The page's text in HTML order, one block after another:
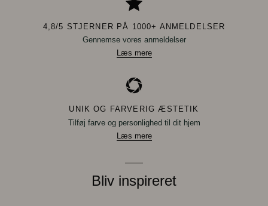
4,8/5 STJERNER PÅ 1000+ ANMELDELSER
Gennemse vores anmeldelser
Læs mere
UNIK OG FARVERIG ÆSTETIK
Tilføj farve og personlighed til dit hjem
Læs mere
Bliv inspireret